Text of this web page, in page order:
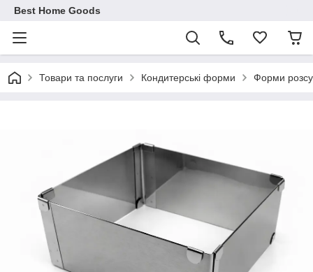
Best Home Goods
Товари та послуги Кондитерські форми Форми